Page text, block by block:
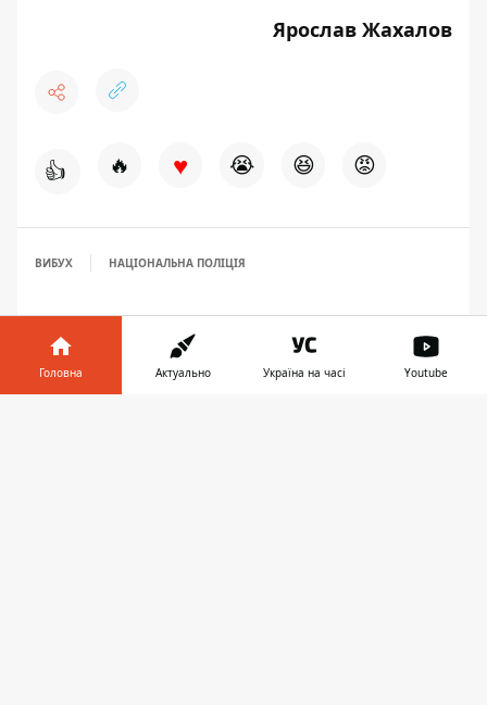
Ярослав Жахалов
👍 🔥 ♥ 😭 😆 😡
ВИБУХ НАЦІОНАЛЬНА ПОЛІЦІЯ
Головна Актуально Україна на часі Youtube